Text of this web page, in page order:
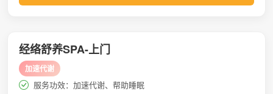
经络舒养SPA-上门
加速代谢
服务功效：加速代谢、帮助睡眠